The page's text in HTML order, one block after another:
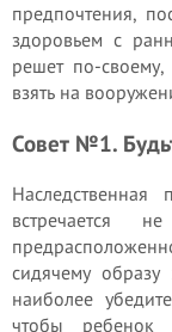
предпочтения,
здоровьем с
решет по-
взять на
Совет №1.
встречается
сидячему
наиболее
чтобы ребенок